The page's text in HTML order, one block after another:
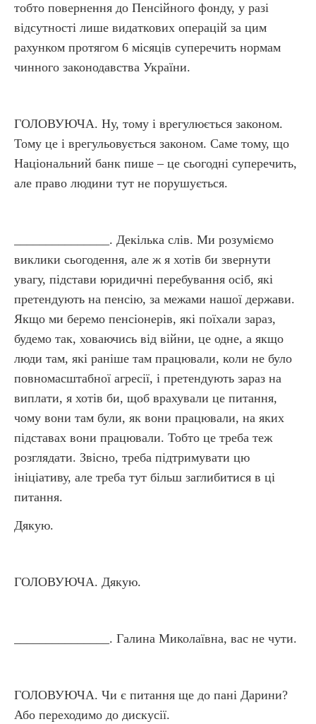
тобто повернення до Пенсійного фонду, у разі
відсутності лише видаткових операцій за цим
рахунком протягом 6 місяців суперечить нормам
чинного законодавства України.
ГОЛОВУЮЧА. Ну, тому і врегулюється законом.
Тому це і врегульовується законом. Саме тому, що
Національний банк пише – це сьогодні суперечить,
але право людини тут не порушується.
_______________. Декілька слів. Ми розуміємо
виклики сьогодення, але ж я хотів би звернути
увагу, підстави юридичні перебування осіб, які
претендують на пенсію, за межами нашої держави.
Якщо ми беремо пенсіонерів, які поїхали зараз,
будемо так, ховаючись від війни, це одне, а якщо
люди там, які раніше там працювали, коли не було
повномасштабної агресії, і претендують зараз на
виплати, я хотів би, щоб врахували це питання,
чому вони там були, як вони працювали, на яких
підставах вони працювали. Тобто це треба теж
розглядати. Звісно, треба підтримувати цю
ініціативу, але треба тут більш заглибитися в ці
питання.
Дякую.
ГОЛОВУЮЧА. Дякую.
_______________. Галина Миколаївна, вас не чути.
ГОЛОВУЮЧА. Чи є питання ще до пані Дарини?
Або переходимо до дискусії.